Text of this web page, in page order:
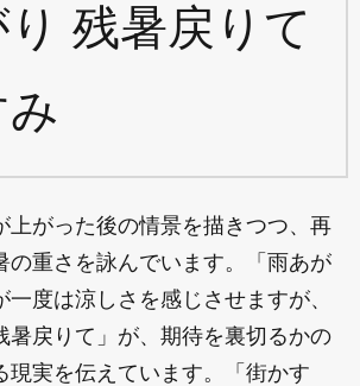
残暑戻りて
上がった後の情景を描きつつ、再
の重さを詠んでいます。「雨あが
一度は涼しさを感じさせますが、
暑戻りて」が、期待を裏切るかの
現実を伝えています。「街かす